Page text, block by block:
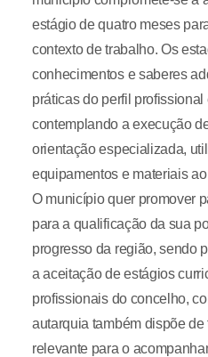
estágio de quatro meses
contexto de trabalho. Os
conhecimentos e saberes
práticas do perfil
contemplando a execução
orientação especializada,
equipamentos e materiais
O município quer promover
para a qualificação da sua
progresso da região, sendo
a aceitação de estágios
profissionais do concelho,
autarquia também dispõe
relevante para o